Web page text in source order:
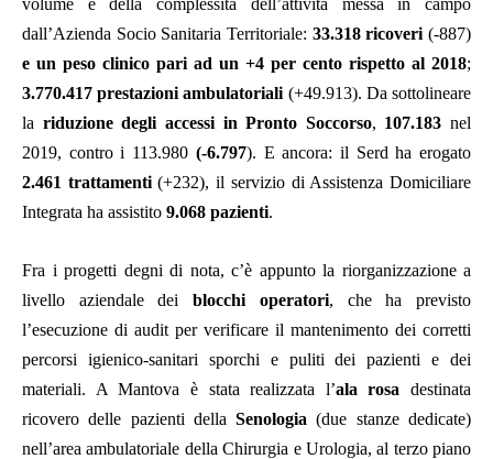
volume e della complessità dell’attività messa in campo
dall’Azienda Socio Sanitaria Territoriale: 33.318 ricoveri (-887)
e un peso clinico pari ad un +4 per cento rispetto al 2018;
3.770.417 prestazioni ambulatoriali (+49.913). Da sottolineare
la riduzione degli accessi in Pronto Soccorso, 107.183 nel
2019, contro i 113.980 (-6.797). E ancora: il Serd ha erogato
2.461 trattamenti(+232), il servizio di Assistenza Domiciliare
Integrata ha assistito 9.068 pazienti.
Fra i progetti degni di nota, c’è appunto la riorganizzazione a
livello aziendale deiblocchi operatori, che ha previsto
l’esecuzione di audit per verificare il mantenimento dei corretti
percorsi igienico-sanitari sporchi e puliti dei pazienti e dei
materiali. A Mantova è stata realizzata l’ala rosa destinata
ricovero delle pazienti dellaSenologia (due stanze dedicate)
nell’area ambulatoriale della Chirurgia e Urologia, al terzo piano